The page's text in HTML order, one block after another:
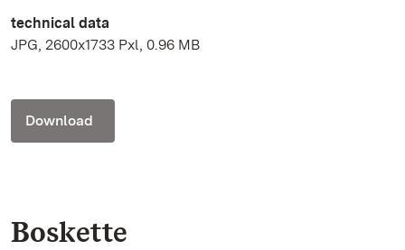
technical data
JPG, 2600x1733 Pxl, 0.96 MB
Download
Boskette